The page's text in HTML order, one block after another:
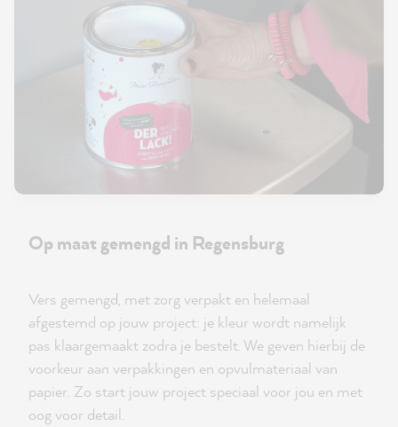
Op maat gemengd in Regensburg
Vers gemengd, met zorg verpakt en helemaal
afgestemd op jouw project: je kleur wordt namelijk
pas klaargemaakt zodra je bestelt. We geven hierbij de
voorkeur aan verpakkingen en opvulmateriaal van
papier. Zo start jouw project speciaal voor jou en met
oog voor detail.